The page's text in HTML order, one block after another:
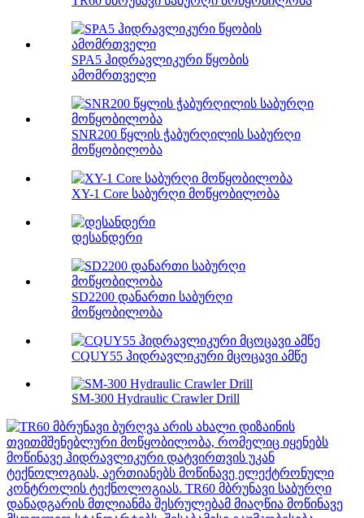
SPA5 ჰიდრავლიკური წყობის
ამომრთველი
SNR200 წყლის ჭაბურღილის საბურღი
მოწყობილობა
XY-1 Core საბურღი მოწყობილობა
დესანდერი
SD2200 დანართი საბურღი
მოწყობილობა
CQUY55 ჰიდრავლიკური მცოცავი ამწე
SM-300 Hydraulic Crawler Drill